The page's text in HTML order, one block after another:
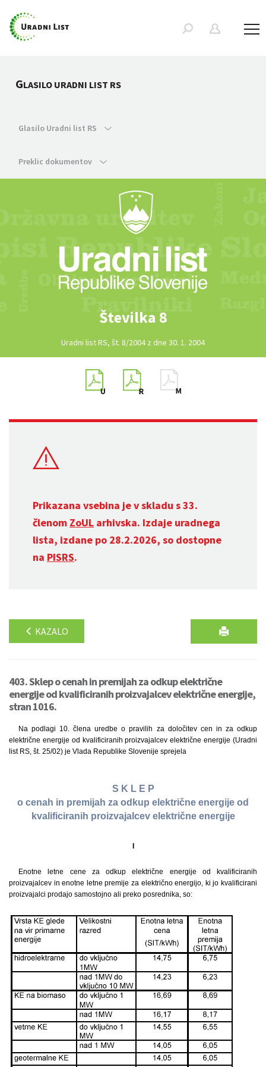
GLASILO URADNI LIST RS
Glasilo Uradni list RS
Preklic dokumentov
Številka 8
Uradni list RS, št. 8/2004 z dne 30. 1. 2004
Prikazana vsebina je v skladu s 33.
členom ZoUL arhivska. Izdaje uradnega
lista, izdane po 28.2.2026, so dostopne
na PISRS.
KAZALO
403. Sklep o cenah in premijah za odkup električne
energije od kvalificiranih proizvajalcev električne energije,
stran 1016.
Na podlagi 10. člena uredbe o pravilih za določitev cen in za odkup
električne energije od kvalificiranih proizvajalcev električne energije (Uradni
list RS, št. 25/02) je Vlada Republike Slovenije sprejela
S K L E P
o cenah in premijah za odkup električne energije od
kvalificiranih proizvajalcev električne energije
I
Enotne letne cene za odkup električne energije od kvalificiranih
proizvajalcev in enotne letne premije za električno energijo, ki jo kvalificirani
proizvajalci prodajo samostojno ali preko posrednika, so: